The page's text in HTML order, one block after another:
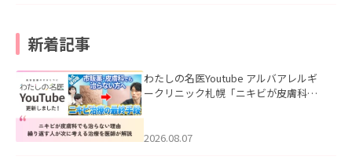
新着記事
わたしの名医Youtube アルバアレルギ
ークリニック札幌「ニキビが皮膚科で
ました。
2026.08.07